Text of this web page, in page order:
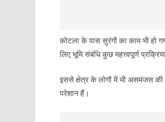
कोटला के पास सुरंगों का काम भी हो
लिए भूमि संबंधि कुछ महत्त्वपूर्ण
इससे क्षेत्र के लोगों में भी असमंजस
परेशान हैं।